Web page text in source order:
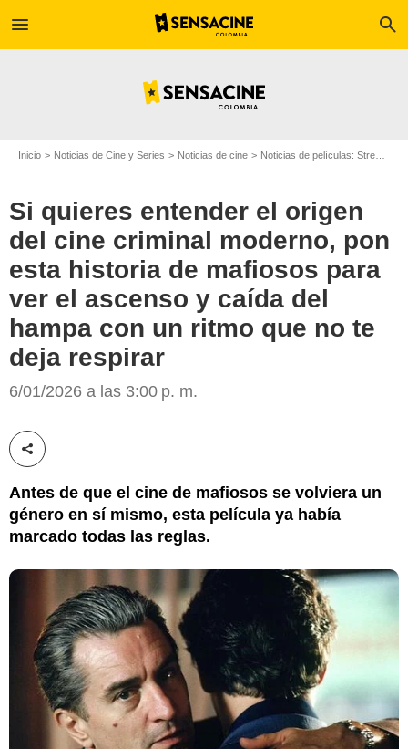
menu search
Inicio Noticias de Cine y Series Noticias de cine Noticias de películas: Streaming
Si quieres entender el origen
del cine criminal moderno, pon
esta historia de mafiosos para
ver el ascenso y caída del
hampa con un ritmo que no te
deja respirar
6/01/2026 a las 3:00 p. m.
Compartir esta noticia
Antes de que el cine de mafiosos se volviera un
género en sí mismo, esta película ya había
marcado todas las reglas.